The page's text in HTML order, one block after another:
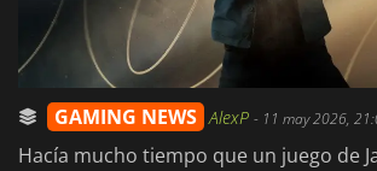
GAMING NEWS AlexP - 11 may 2026,
Hacía mucho tiempo que un juego de